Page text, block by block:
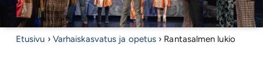
Etusivu › Varhaiskasvatus ja opetus › Rantasalmen lukio